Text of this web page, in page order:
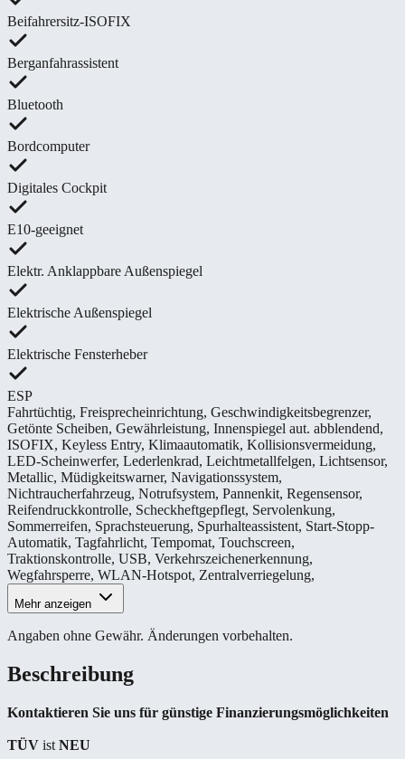
Beifahrersitz-ISOFIX
Berganfahrassistent
Bluetooth
Bordcomputer
Digitales Cockpit
E10-geeignet
Elektr. Anklappbare Außenspiegel
Elektrische Außenspiegel
Elektrische Fensterheber
ESP
Fahrtüchtig, Freisprecheinrichtung, Geschwindigkeitsbegrenzer,
Getönte Scheiben, Gewährleistung, Innenspiegel aut. abblendend,
ISOFIX, Keyless Entry, Klimaautomatik, Kollisionsvermeidung,
LED-Scheinwerfer, Lederlenkrad, Leichtmetallfelgen, Lichtsensor,
Metallic, Müdigkeitswarner, Navigationssystem,
Nichtraucherfahrzeug, Notrufsystem, Pannenkit, Regensensor,
Reifendruckkontrolle, Scheckheftgepflegt, Servolenkung,
Sommerreifen, Sprachsteuerung, Spurhalteassistent, Start-Stopp-
Automatik, Tagfahrlicht, Tempomat, Touchscreen,
Traktionskontrolle, USB, Verkehrszeichenerkennung,
Wegfahrsperre, WLAN-Hotspot, Zentralverriegelung,
Mehr anzeigen
Angaben ohne Gewähr. Änderungen vorbehalten.
Beschreibung
Kontaktieren Sie uns für günstige Finanzierungsmöglichkeiten
TÜV ist NEU